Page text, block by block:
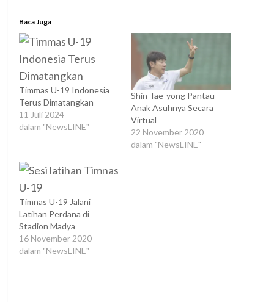
Baca Juga
Timmas U-19 Indonesia
Terus Dimatangkan
11 Juli 2024
dalam "NewsLINE"
Shin Tae-yong Pantau
Anak Asuhnya Secara
Virtual
22 November 2020
dalam "NewsLINE"
Timnas U-19 Jalani
Latihan Perdana di
Stadion Madya
16 November 2020
dalam "NewsLINE"